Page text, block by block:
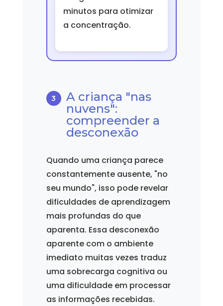
minutos para otimizar
a concentração.
A criança "nas
nuvens":
compreender a
desconexão
Quando uma criança parece
constantemente ausente, "no
seu mundo", isso pode revelar
dificuldades de aprendizagem
mais profundas do que
aparenta. Essa desconexão
aparente com o ambiente
imediato muitas vezes traduz
uma sobrecarga cognitiva ou
uma dificuldade em processar
as informações recebidas.